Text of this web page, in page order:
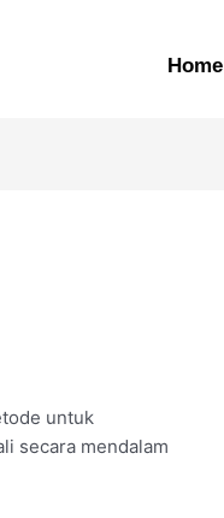
Home
untuk
secara mendalam